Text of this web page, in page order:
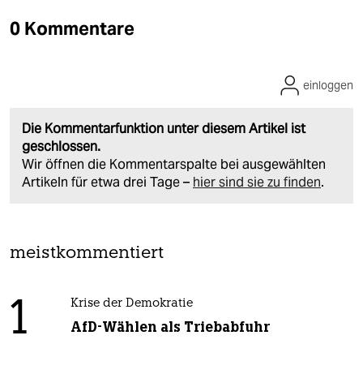
0 Kommentare
Die Kommentarfunktion unter diesem Artikel ist
geschlossen.
Wir öffnen die Kommentarspalte bei ausgewählten
Artikeln für etwa drei Tage – hier sind sie zu finden.
einloggen
meistkommentiert
1 Krise der Demokratie
AfD-Wählen als Triebabfuhr